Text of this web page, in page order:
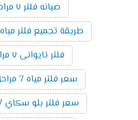
صيانه فلتر ٧ مراحل
طريقة تجميع فلتر مياه 7 مراحل
فلتر تايوانى ٧ مراحل
سعر فلتر مياه 7 مراحل تانك
سعر فلتر بلو سكاي 7 مراحل